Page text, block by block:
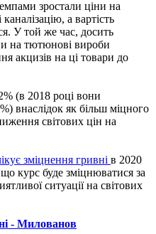
зростали ціни на
а вартість
У той же час, досить
на тютюнові вироби
акцизів на ці товари до
(в 2018 році вони
внаслідок як більш міцного
світових цін на
зміцнення гривні в 2020
курс буде зміцнюватися за
​​ситуації на світових
- Милованов